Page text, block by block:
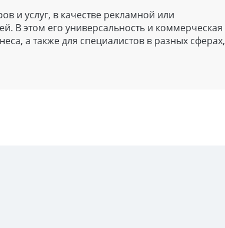
и услуг, в качестве рекламной или
В этом его универсальность и коммерческая
а также для специалистов в разных сферах,